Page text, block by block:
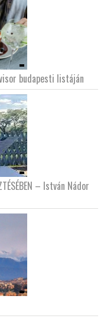
budapesti listáján
– István Nádor